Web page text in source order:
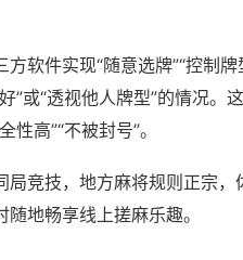
软件实现“随意选牌”“控制牌
”或“透视他人牌型”的情况。
高”“不被封号”。
竞技，地方麻将规则正宗，
地畅享线上搓麻乐趣。